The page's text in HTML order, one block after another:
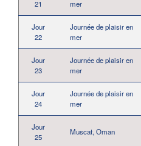
21
mer
Jour
22
Journée de plaisir en
mer
Jour
23
Journée de plaisir en
mer
Jour
24
Journée de plaisir en
mer
Jour
25
Muscat, Oman